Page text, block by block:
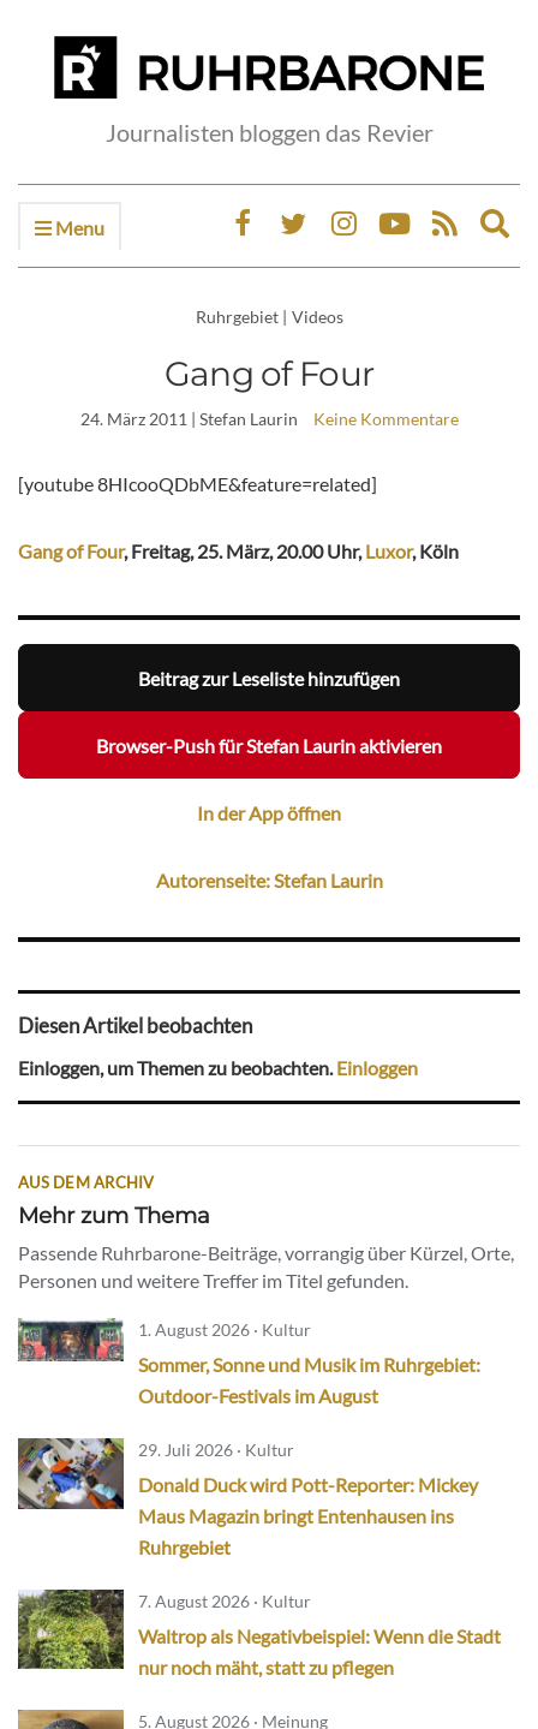
Journalisten bloggen das Revier
Menu
Ruhrgebiet | Videos
Gang of Four
24. März 2011 | Stefan Laurin Keine Kommentare
[youtube 8HIcooQDbME&feature=related]
Gang of Four, Freitag, 25. März, 20.00 Uhr,Luxor, Köln
Beitrag zur Leseliste hinzufügen
Browser-Push für Stefan Laurin aktivieren
In der App öffnen
Autorenseite: Stefan Laurin
Diesen Artikel beobachten
Einloggen, um Themen zu beobachten.Einloggen
AUS DEM ARCHIV
Mehr zum Thema
Passende Ruhrbarone-Beiträge, vorrangig über Kürzel, Orte,
Personen und weitere Treffer im Titel gefunden.
1. August 2026 · Kultur
Sommer, Sonne und Musik im Ruhrgebiet:
Outdoor-Festivals im August
29. Juli 2026 · Kultur
Donald Duck wird Pott-Reporter: Mickey
Maus Magazin bringt Entenhausen ins
Ruhrgebiet
7. August 2026 · Kultur
Waltrop als Negativbeispiel: Wenn die Stadt
nur noch mäht, statt zu pflegen
5. August 2026 · Meinung